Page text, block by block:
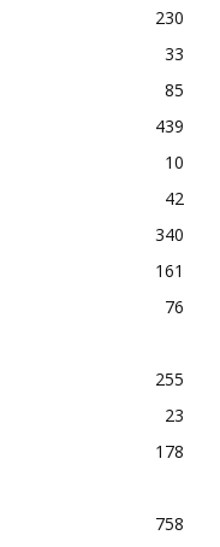
230
33
85
439
10
42
340
161
76
255
23
178
758